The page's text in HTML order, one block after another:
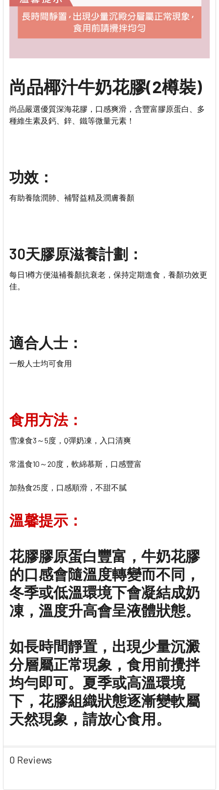
尚品椰汁牛奶花膠(2樽裝)
尚品嚴選優質深海花膠，口感爽滑，含豐富膠原蛋白、多
種維生素及鈣、鋅、鐵等微量元素！
功效：
有助養陰潤肺、補腎益精及潤膚養顏
30天膠原滋養計劃：
每日1樽方便滋補養顏抗衰老，保持定期進食，養顏功效更
佳。
適合人士：
一般人士均可食用
食用方法：
雪凍食3～5度，Q彈奶凍，入口清爽
常溫食10～20度，軟綿慕斯，口感豐富
加熱食25度，口感順滑，不甜不膩
溫馨提示：
花膠膠原蛋白豐富，牛奶花膠
的口感會隨溫度轉變而不同，
冬季或低溫環境下會凝結成奶
凍，溫度升高會呈液體狀態。
如長時間靜置，出現少量沉澱
分層屬正常現象，食用前攪拌
均勻即可。夏季或高溫環境
下，花膠組織狀態逐漸變軟屬
天然現象，請放心食用。
0 Reviews